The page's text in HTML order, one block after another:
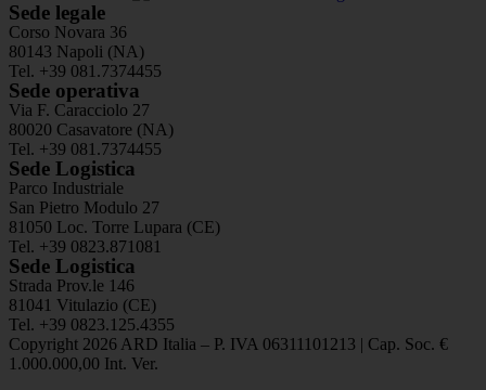
Sede legale
Corso Novara 36
80143 Napoli (NA)
Tel. +39 081.7374455
Sede operativa
Via F. Caracciolo 27
80020 Casavatore (NA)
Tel. +39 081.7374455
Sede Logistica
Parco Industriale
San Pietro Modulo 27
81050 Loc. Torre Lupara (CE)
Tel. +39 0823.871081
Sede Logistica
Strada Prov.le 146
81041 Vitulazio (CE)
Tel. +39 0823.125.4355
Copyright 2026 ARD Italia – P. IVA 06311101213 | Cap. Soc. €
1.000.000,00 Int. Ver.